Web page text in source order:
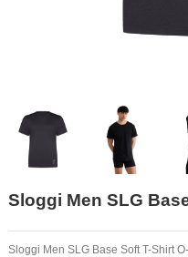
Sloggi Men SLG
Sloggi Men SLG Base Soft T-Shirt